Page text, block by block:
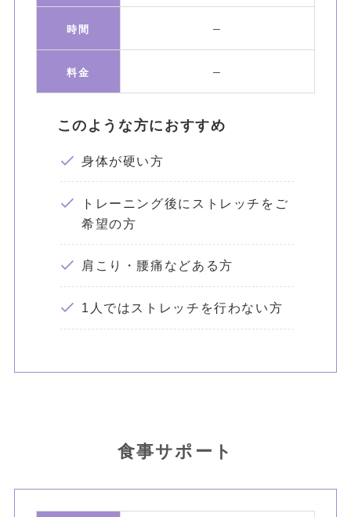
時間 –
料金 –
このような方におすすめ
身体が硬い方
トレーニング後にストレッチをご
希望の方
肩こり・腰痛などある方
1人ではストレッチを行わない方
食事サポート